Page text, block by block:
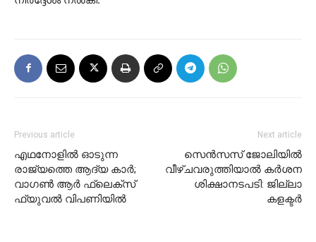
Previous article
എഥനോളില്‍ ഓടുന്ന
രാജ്യത്തെ ആദ്യ കാര്‍;
വാഗണ്‍ ആര്‍ ഫ്‌ലെക്‌സ്
ഫ്യുവല്‍ വിപണിയില്‍
Next article
സെന്‍സസ് ജോലിയില്‍
വീഴ്ചവരുത്തിയാല്‍ കര്‍ശന
ശിക്ഷാനടപടി: ജില്ലാ
കളക്ടര്‍